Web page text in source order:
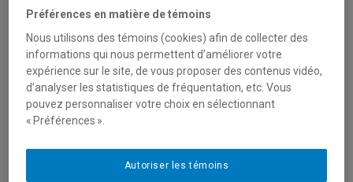
INF889X - Sujets spéciaux en informatique
Liste des cours offerts Hiver
2026
Cours obligatoires
Préférences en matière de témoins
Nous utilisons des témoins (cookies) afin de collecter des
informations qui nous permettent d’améliorer votre
expérience sur le site, de vous proposer des contenus vidéo,
d’analyser les statistiques de fréquentation, etc. Vous
pouvez personnaliser votre choix en sélectionnant
« Préférences ».
Autoriser les témoins